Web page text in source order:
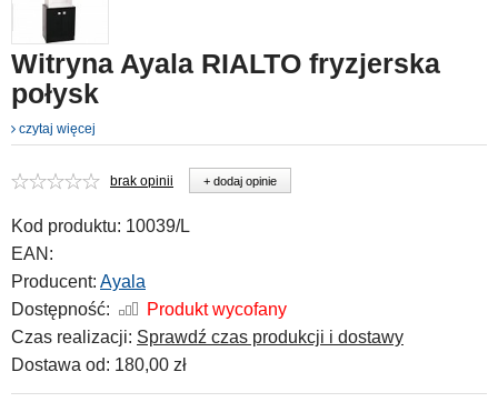
Witryna Ayala RIALTO fryzjerska
połysk
czytaj więcej
brak opinii + dodaj opinie
Kod produktu: 10039/L
EAN:
Producent: Ayala
Dostępność:
Produkt wycofany
Czas realizacji: Sprawdź czas produkcji i dostawy
Dostawa od: 180,00 zł